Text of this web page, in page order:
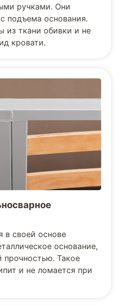
ручками. Они
подъема основания.
из ткани обивки и не
кровати.
в своей основе
основание,
прочностью. Такое
и не ломается при